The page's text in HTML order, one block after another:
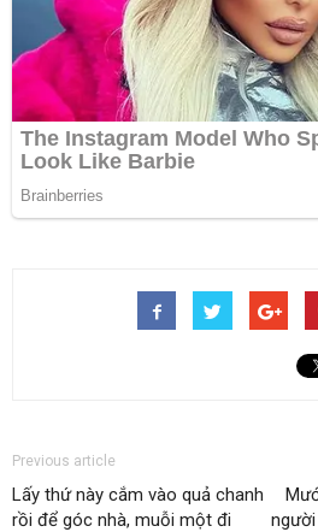
Previous article
Lấy thứ này cắm vào quả chanh
rồi để góc nhà, muỗi một đi
người